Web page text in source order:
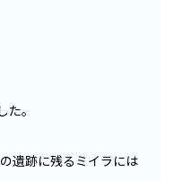
。
遺跡に残るミイラには